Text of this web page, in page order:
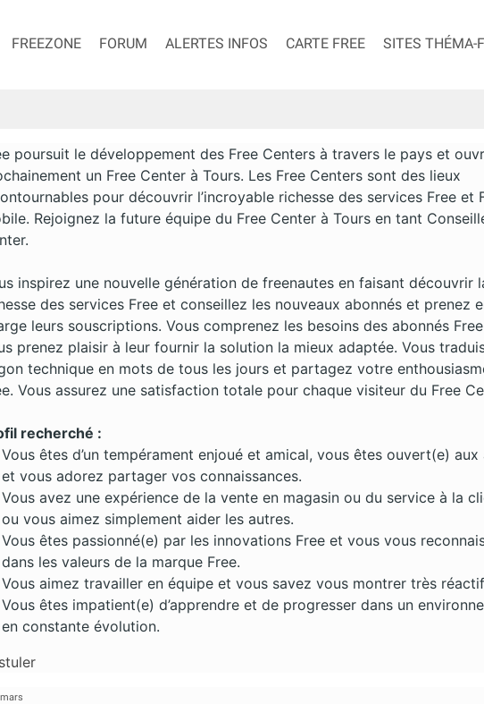
FREEZONE FORUM ALERTES INFOS CARTE FREE SITES THÉMA-
poursuit le développement des Free Centers à travers le pays et
un Free Center à Tours. Les Free Centers sont des lieux
pour découvrir l’incroyable richesse des services Free et
Rejoignez la future équipe du Free Center à Tours en tant
inspirez une nouvelle génération de freenautes en faisant découvrir
des services Free et conseillez les nouveaux abonnés et prenez
leurs souscriptions. Vous comprenez les besoins des abonnés
prenez plaisir à leur fournir la solution la mieux adaptée. Vous
technique en mots de tous les jours et partagez votre
Vous assurez une satisfaction totale pour chaque visiteur du Free
recherché :
Vous êtes d’un tempérament enjoué et amical, vous êtes ouvert(e) aux
et vous adorez partager vos connaissances.
Vous avez une expérience de la vente en magasin ou du service à la
ou vous aimez simplement aider les autres.
Vous êtes passionné(e) par les innovations Free et vous vous
dans les valeurs de la marque Free.
Vous aimez travailler en équipe et vous savez vous montrer très
Vous êtes impatient(e) d’apprendre et de progresser dans un
en constante évolution.